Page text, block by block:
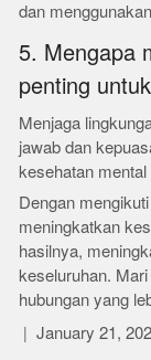
dan
5. Mengapa
penting
Menjaga
jawab dan
kesehatan
Dengan
meningkatkan
hasilnya,
keseluruhan.
hubungan yang
January 21,